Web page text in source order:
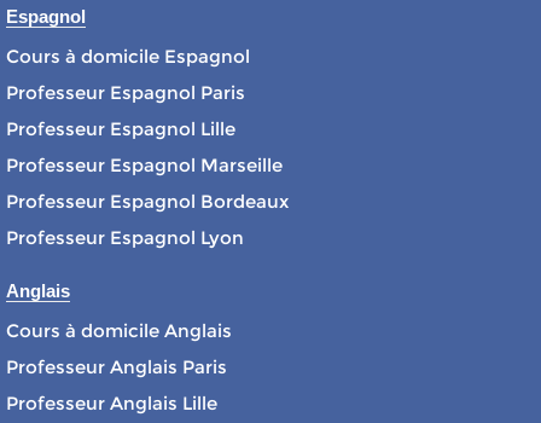
Espagnol
Cours à domicile Espagnol
Professeur Espagnol Paris
Professeur Espagnol Lille
Professeur Espagnol Marseille
Professeur Espagnol Bordeaux
Professeur Espagnol Lyon
Anglais
Cours à domicile Anglais
Professeur Anglais Paris
Professeur Anglais Lille